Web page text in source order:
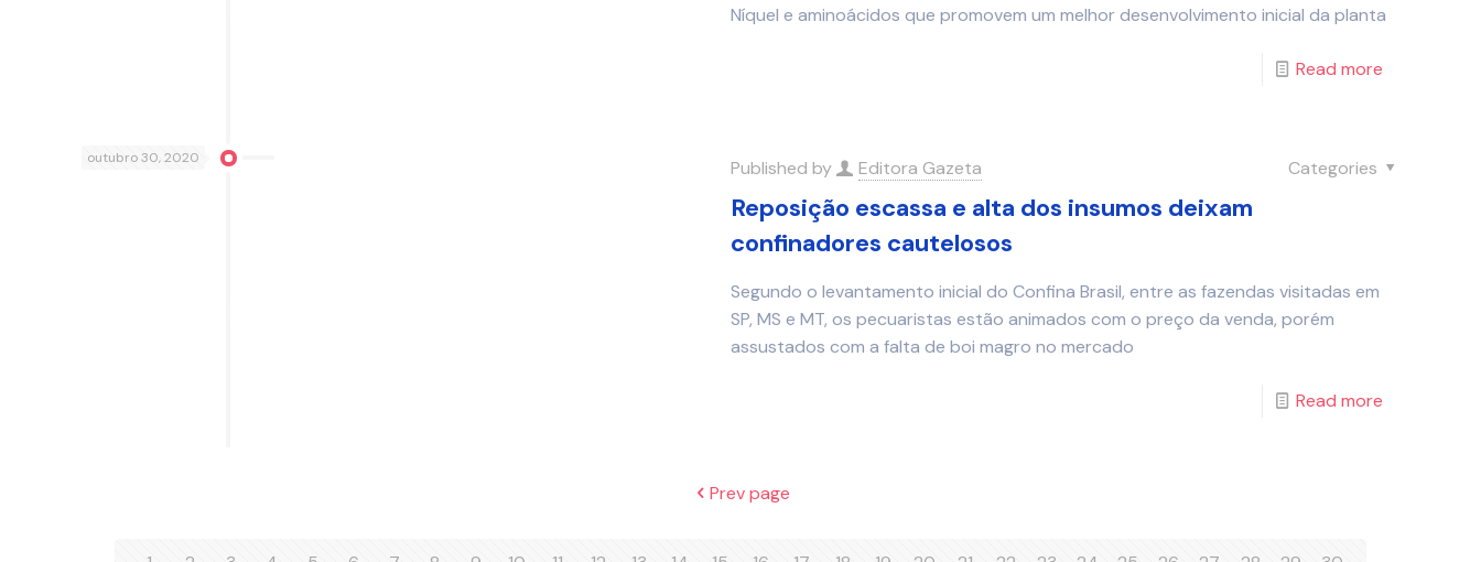
Níquel e aminoácidos que promovem um melhor desenvolvimento inicial da planta
Read more
outubro 30, 2020 Published by Editora Gazeta Categories
Reposição escassa e alta dos insumos deixam
confinadores cautelosos
Segundo o levantamento inicial do Confina Brasil, entre as fazendas visitadas em
SP, MS e MT, os pecuaristas estão animados com o preço da venda, porém
assustados com a falta de boi magro no mercado
Read more
Prev page